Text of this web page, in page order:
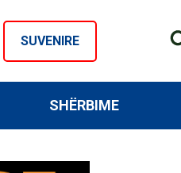
SUVENIRE
SHËRBIME